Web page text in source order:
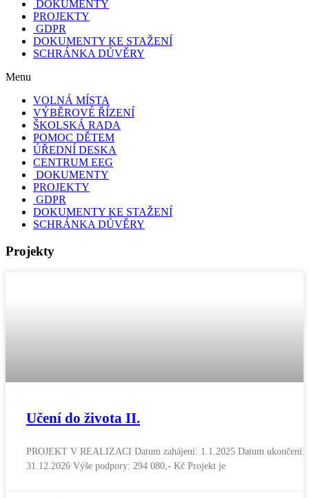
DOKUMENTY
PROJEKTY
GDPR
DOKUMENTY KE STAŽENÍ
SCHRÁNKA DŮVĚRY
Menu
VOLNÁ MÍSTA
VÝBĚROVÉ ŘÍZENÍ
ŠKOLSKÁ RADA
POMOC DĚTEM
ÚŘEDNÍ DESKA
CENTRUM EEG
DOKUMENTY
PROJEKTY
GDPR
DOKUMENTY KE STAŽENÍ
SCHRÁNKA DŮVĚRY
Projekty
Učení do života II.
PROJEKT V REALIZACI Datum zahájení: 1.1.2025 Datum ukončení:
31.12.2026 Výše podpory: 294 080,- Kč Projekt je